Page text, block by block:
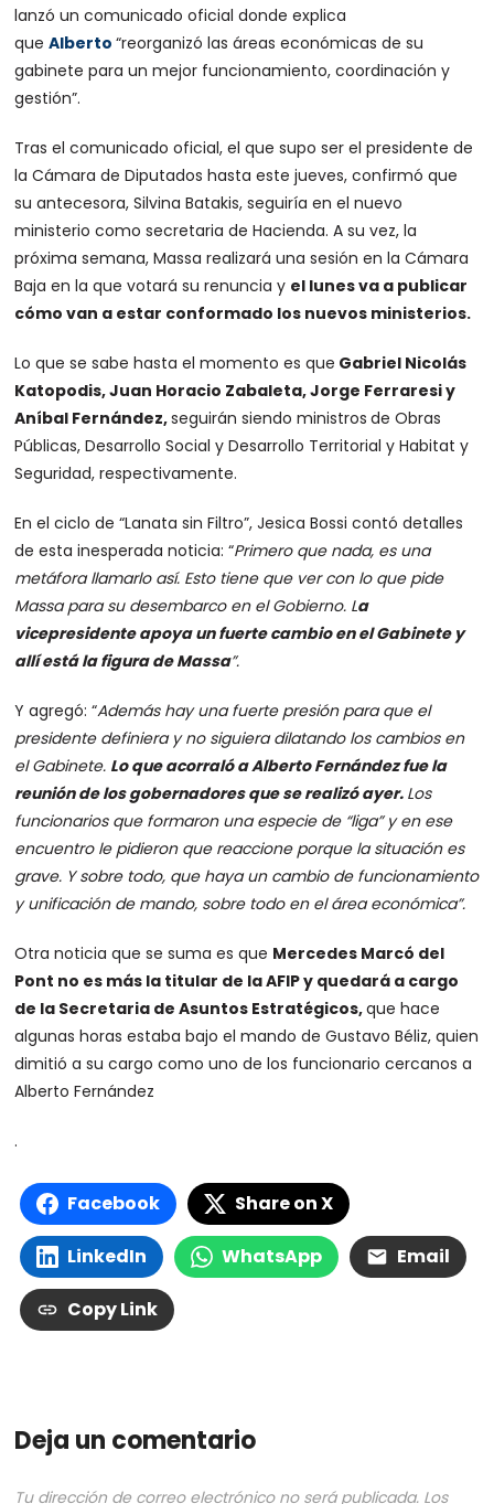
lanzó un comunicado oficial donde explica
queAlberto“reorganizó las áreas económicas de su
gabinete para un mejor funcionamiento, coordinación y
gestión”.
Tras el comunicado oficial, el que supo ser el presidente de
la Cámara de Diputados hasta este jueves, confirmó que
su antecesora, Silvina Batakis, seguiría en el nuevo
ministerio como secretaria de Hacienda. A su vez, la
próxima semana, Massa realizará una sesión en la Cámara
Baja en la que votará su renuncia y el lunes va a publicar
cómo van a estar conformado los nuevos ministerios.
Lo que se sabe hasta el momento es que Gabriel Nicolás
Katopodis, Juan Horacio Zabaleta, Jorge Ferraresi y
Aníbal Fernández,seguirán siendo ministros de Obras
Públicas, Desarrollo Social y Desarrollo Territorial y Habitat y
Seguridad, respectivamente.
En el ciclo de “Lanata sin Filtro”, Jesica Bossi contó detalles
de esta inesperada noticia: “Primero que nada, es una
metáfora llamarlo así. Esto tiene que ver con lo que pide
Massa para su desembarco en el Gobierno. La
vicepresidente apoya un fuerte cambio en el Gabinete y
allí está la figura de Massa”.
Y agregó: “Además hay una fuerte presión para que el
presidente definiera y no siguiera dilatando los cambios en
el Gabinete. Lo que acorraló a Alberto Fernández fue la
reunión de los gobernadores que se realizó ayer. Los
funcionarios que formaron una especie de “liga” y en ese
encuentro le pidieron que reaccione porque la situación es
grave. Y sobre todo, que haya un cambio de funcionamiento
y unificación de mando, sobre todo en el área económica”.
Otra noticia que se suma es que Mercedes Marcó del
Pont no es más la titular de la AFIP y quedará a cargo
de la Secretaria de Asuntos Estratégicos,que hace
algunas horas estaba bajo el mando de Gustavo Béliz, quien
dimitió a su cargo como uno de los funcionario cercanos a
Alberto Fernández
.
Facebook Share on X
LinkedIn WhatsApp Email
Copy Link
Deja un comentario
Tu dirección de correo electrónico no será publicada. Los